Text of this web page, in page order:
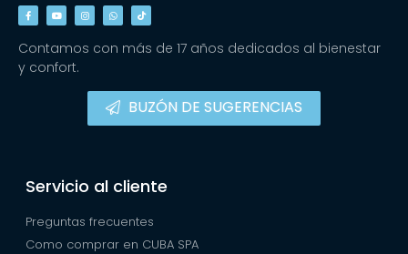
Contamos con más de 17 años dedicados al bienestar
y confort.
BUZÓN DE SUGERENCIAS
Servicio al cliente
Preguntas frecuentes
Como comprar en CUBA SPA